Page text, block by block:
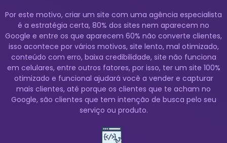
Por este motivo, criar um site com uma agência especialista
é a estratégia certa, 80% dos sites nem aparecem no
Google e entre os que aparecem 60% não converte clientes,
isso acontece por vários motivos, site lento, mal otimizado,
conteúdo com erro, baixa credibilidade, site não funciona
em celulares, entre outros fatores, por isso, ter um site 100%
otimizado e funcional ajudará você a vender e capturar
mais clientes, até porque os clientes que te acham no
Google, são clientes que tem intenção de busca pelo seu
serviço ou produto.